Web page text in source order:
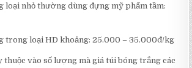
loại nhỏ thường dùng đựng mỹ phẩm tầm:
trong loại HD khoảng: 25.000 – 35.000đ/kg
thuộc vào số lượng mà giá túi bóng trắng các